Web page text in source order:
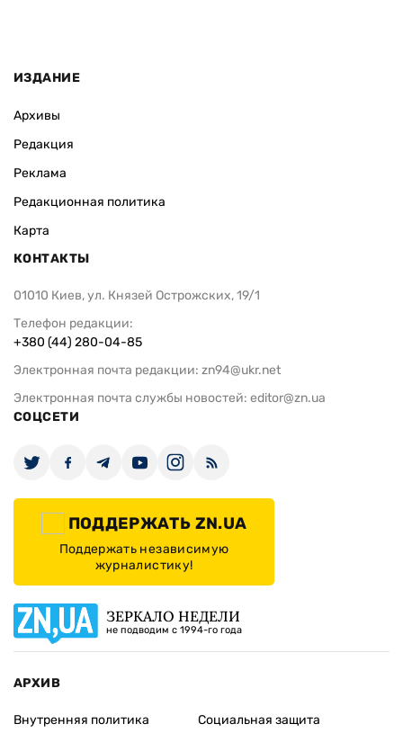
ИЗДАНИЕ
Архивы
Редакция
Реклама
Редакционная политика
Карта
КОНТАКТЫ
01010 Киев, ул. Князей Острожских, 19/1
Телефон редакции:
+380 (44) 280-04-85
Электронная почта редакции: zn94@ukr.net
Электронная почта службы новостей: editor@zn.ua
СОЦСЕТИ
ПОДДЕРЖАТЬ ZN.UA
Поддержать независимую
журналистику!
ЗЕРКАЛО НЕДЕЛИ
не подводим с 1994-го года
АРХИВ
Внутренняя политика
Социальная защита